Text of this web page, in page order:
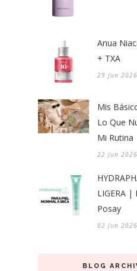
Anua
+ TXA
29 Jun 2026
Mis
Lo Que
Mi Rutina
22 Jun 2026
LIGERA |
Posay
02 Jun 2026
BLOG